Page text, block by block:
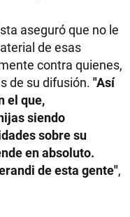
aseguró que no le
de esas
contra quienes,
de su difusión. "Así
el que,
siendo
sobre su
en absoluto.
de esta gente",